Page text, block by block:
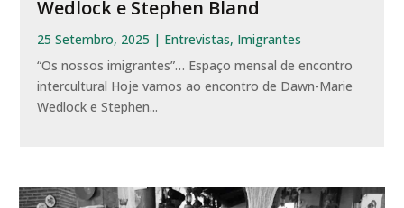
Wedlock e Stephen Bland
25 Setembro, 2025 | Entrevistas, Imigrantes
“Os nossos imigrantes”… Espaço mensal de encontro
intercultural Hoje vamos ao encontro de Dawn-Marie
Wedlock e Stephen...